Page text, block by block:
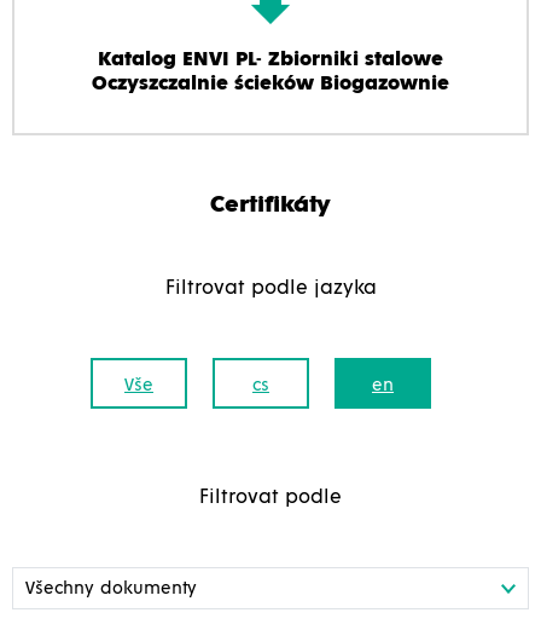
Katalog ENVI PL- Zbiorniki stalowe
Oczyszczalnie ścieków Biogazownie
Certifikáty
Filtrovat podle jazyka
Vše cs en
Filtrovat podle